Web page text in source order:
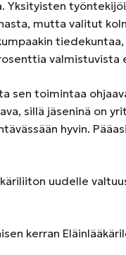
mutta valitut
valmistuvista
sen toimintaa
sillä jäseninä on
hyvin.
uudelle
kerran